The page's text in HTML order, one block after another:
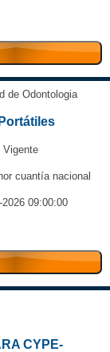
de Odontologia
Vigente
cuantía nacional
2026 09:00:00
CYPE-